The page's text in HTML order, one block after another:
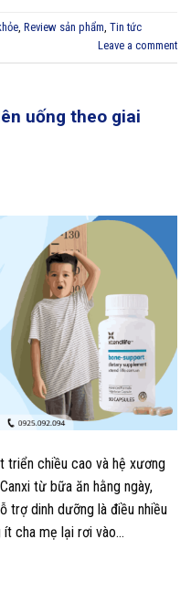
Review sản phẩm Tin tức
Leave a comment
uống theo giai
triển chiều cao và hệ xương
từ bữa ăn hằng ngày,
trợ dinh dưỡng là điều nhiều
ít cha mẹ lại rơi vào…